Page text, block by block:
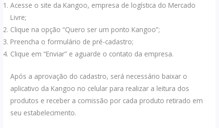
Acesse o site da Kangoo, empresa de logística do Mercado
Livre;
Clique na opção “Quero ser um ponto Kangoo”;
Preencha o formulário de pré-cadastro;
Clique em “Enviar” e aguarde o contato da empresa.
Após a aprovação do cadastro, será necessário baixar o
aplicativo da Kangoo no celular para realizar a leitura dos
produtos e receber a comissão por cada produto retirado em
seu estabelecimento.